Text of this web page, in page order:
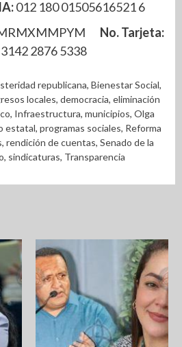
012 180 01505616521 6
No. Tarjeta:
2876 5338
republicana, Bienestar Social,
locales, democracia, eliminación
, Infraestructura, municipios, Olga
estatal, programas sociales, Reforma
, rendición de cuentas, Senado de la
, sindicaturas, Transparencia